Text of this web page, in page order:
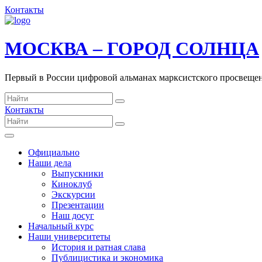
Контакты
МОСКВА – ГОРОД СОЛНЦА
Первый в России цифровой альманах марксистского
Контакты
Официально
Наши дела
Выпускники
Киноклуб
Экскурсии
Презентации
Наш досуг
Начальный курс
Наши университеты
История и ратная слава
Публицистика и экономика